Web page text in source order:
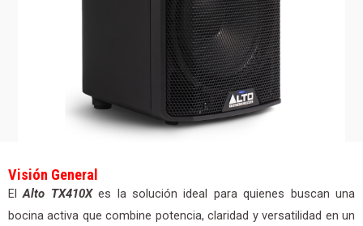
Visión General
ElAlto TX410Xes la solución ideal para quienes buscan una
bocina activa que combine potencia, claridad y versatilidad en un